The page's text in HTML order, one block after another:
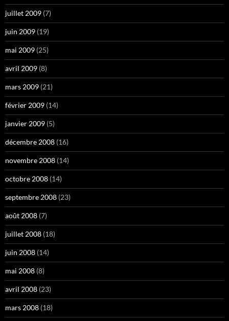
juillet 2009 (7)
juin 2009 (19)
mai 2009 (25)
avril 2009 (8)
mars 2009 (21)
février 2009 (14)
janvier 2009 (5)
décembre 2008 (16)
novembre 2008 (14)
octobre 2008 (14)
septembre 2008 (23)
août 2008 (7)
juillet 2008 (18)
juin 2008 (14)
mai 2008 (8)
avril 2008 (23)
mars 2008 (18)